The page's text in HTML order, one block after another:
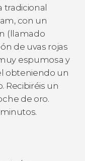
tradicional
con un
(llamado
de uvas rojas
espumosa y
obteniendo un
Recibiréis un
de oro.